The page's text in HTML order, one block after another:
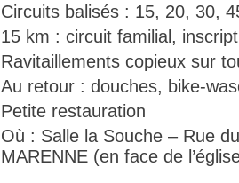
Circuits balisés : 15, 20, 30,
15 km : circuit familial,
Ravitaillements copieux sur
Au retour : douches, bike-
Petite restauration
Où : Salle la Souche – Rue
MARENNE (en face de